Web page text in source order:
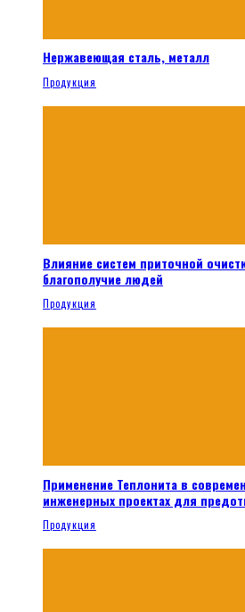
Нержавеющая сталь, металл
Продукция
Влияние систем приточной
благополучие людей
Продукция
Применение Теплонита в
инженерных проектах для
Продукция